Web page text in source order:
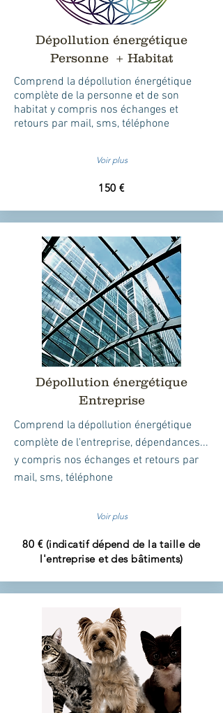
Dépollution énergétique
Personne + Habitat
Comprend la dépollution énergétique
complète de la personne et de son
habitat y compris nos échanges et
retours par mail, sms, téléphone
Voir plus
150 €
Dépollution énergétique
Entreprise
Comprend la dépollution énergétique
complète de l'entreprise, dépendances...
y compris nos échanges et retours par
mail, sms, téléphone
Voir plus
80 € (indicatif dépend de la taille de
l'entreprise et des bâtiments)